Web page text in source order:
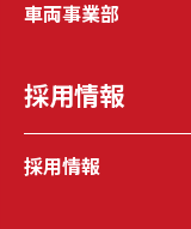
⾞両事業部
採⽤情報
採⽤情報